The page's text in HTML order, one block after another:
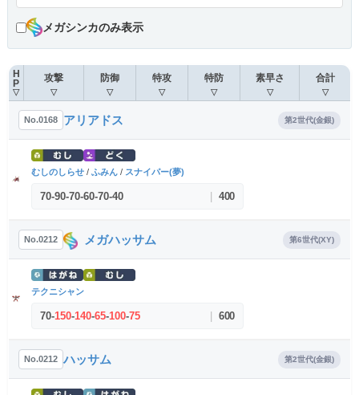
メガシンカのみ表示
H
P
▽
攻撃
▽
防御
▽
特攻
▽
特防
▽
素早さ
▽
合計
▽
No.0168 アリアドス 第2世代(金銀)
むしのしらせ / ふみん / スナイパー(夢)
70-90-70-60-70-40 400
No.0212 メガハッサム 第6世代(XY)
テクニシャン
70-150-140-65-100-75 600
No.0212 ハッサム 第2世代(金銀)